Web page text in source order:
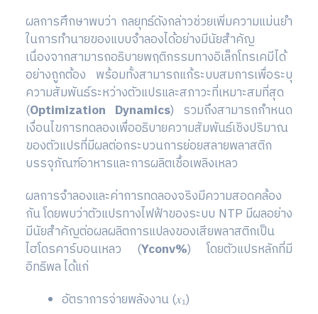
ผลการศึกษาพบว่า กลยุทธ์ดังกล่าวช่วยเพิ่มความแม่นยำ
ในการทำนายของแบบจำลองได้อย่างมีนัยสำคัญ
เนื่องจากสามารถอธิบายพฤติกรรมทางอิเล็กโทรเคมีได้
อย่างถูกต้อง พร้อมทั้งสามารถแก้ระบบสมการเพื่อระบุ
ความสัมพันธ์ระหว่างตัวแปรและสภาวะที่เหมาะสมที่สุด
(Optimization Dynamics) รวมถึงสามารถกำหนด
เงื่อนไขการทดลองเพื่ออธิบายความสัมพันธ์เชิงปริมาณ
ของตัวแปรที่มีผลต่อกระบวนการย่อยสลายพลาสติก
บรรจุภัณฑ์อาหารและการผลิตเชื้อเพลิงเหลว
ผลการจำลองและค่าการทดลองจริงมีความสอดคล้อง
กัน โดยพบว่าตัวแปรทางไฟฟ้าของระบบ NTP มีผลอย่าง
มีนัยสำคัญต่อผลผลิตการแปลงของเสียพลาสติกเป็น
ไฮโดรคาร์บอนเหลว (Yconv%) โดยตัวแปรหลักที่มี
อิทธิพล ได้แก่
อัตราการจ่ายพลังงาน (𝑥₁)